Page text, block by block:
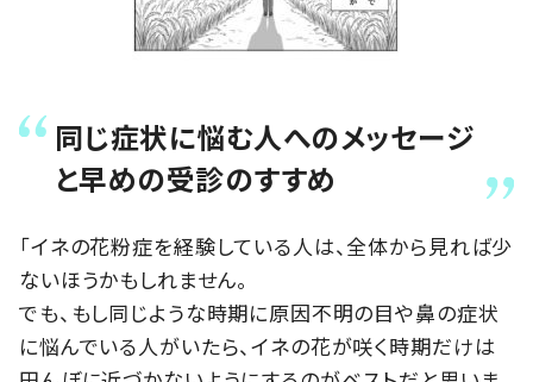
同じ症状に悩む人へのメッセージ
と早めの受診のすすめ
「イネの花粉症を経験している人は、全体から見れば少
ないほうかもしれません。
でも、もし同じような時期に原因不明の目や鼻の症状
に悩んでいる人がいたら、イネの花が咲く時期だけは